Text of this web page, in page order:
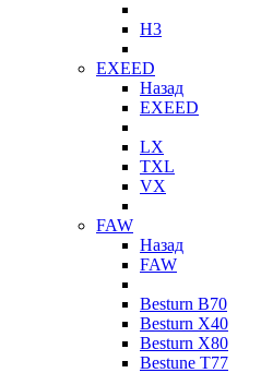
H3
EXEED
Назад
EXEED
LX
TXL
VX
FAW
Назад
FAW
Besturn B70
Besturn X40
Besturn X80
Bestune T77